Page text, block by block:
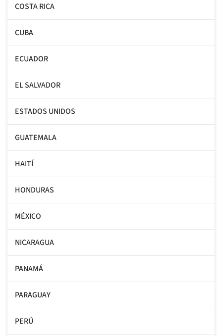
COSTA RICA
CUBA
ECUADOR
EL SALVADOR
ESTADOS UNIDOS
GUATEMALA
HAITÍ
HONDURAS
MÉXICO
NICARAGUA
PANAMÁ
PARAGUAY
PERÚ